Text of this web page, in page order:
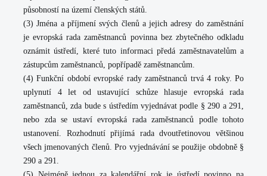
působností na území členských států.
(3) Jména a příjmení svých členů a jejich adresy do zaměstnání
je evropská rada zaměstnanců povinna bez zbytečného odkladu
oznámit ústředí, které tuto informaci předá zaměstnavatelům a
zástupcům zaměstnanců, popřípadě zaměstnancům.
(4) Funkční období evropské rady zaměstnanců trvá 4 roky. Po
uplynutí 4 let od ustavující schůze hlasuje evropská rada
zaměstnanců, zda bude s ústředím vyjednávat podle § 290 a 291,
nebo zda se ustaví evropská rada zaměstnanců podle tohoto
ustanovení. Rozhodnutí přijímá rada dvoutřetinovou většinou
všech jmenovaných členů. Pro vyjednávání se použije obdobně §
290 a 291.